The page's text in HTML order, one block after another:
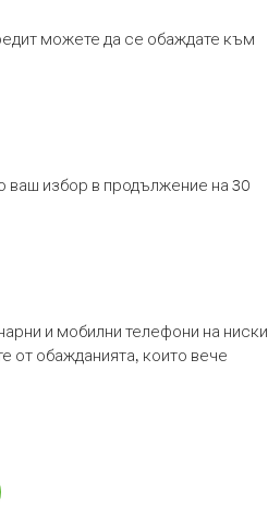
можете да се обаждате към
ваш избор в продължение на 30
и мобилни телефони на ниски
от обажданията, които вече